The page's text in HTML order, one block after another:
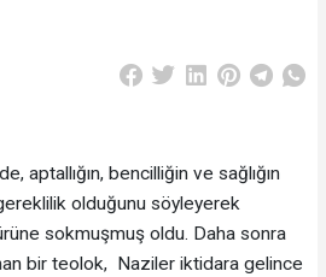
aptallığın, bencilliğin ve sağlığın
olduğunu söyleyerek
sokmuşmuş oldu. Daha sonra
bir teolok, Naziler iktidara gelince